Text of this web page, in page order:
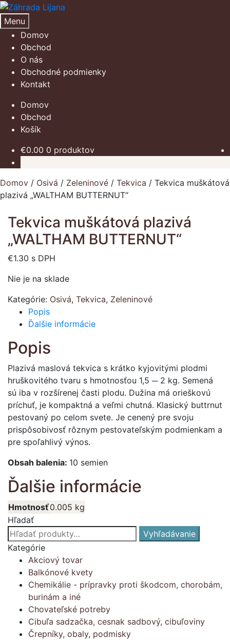
Preskočiť
na
navigáciu
Preskočiť
na
obsah
Menu
Domov
Obchod
O nás
Obchodné podmienky
Kontakt
Domov
Obchod
Košík
€0.00 0 produktov
Domov / Osivá / Zeleninové / Tekvica / Tekvica muškátová
plazivá „WALTHAM BUTTERNUT“
Tekvica muškátová plazivá
„WALTHAM BUTTERNUT“
€1.30 s DPH
Nie je na sklade
Kategórie: Osivá, Tekvica, Zeleninové
Popis
Ďalšie informácie
Popis
Plazivá maslová tekvica s krátko kyjovitými plodmi
hruškovitého tvaru s hmotnosťou 1,5 ─ 2 kg. Semená
sú iba v rozšírenej časti plodu. Dužina má orieškovú
príchuť, je kompaktná a veľmi chutná. Klasický buttrnut
pestovaný po celom svete. Je cenený pre svoju
prispôsobivosť rôznym pestovateľským podmienkam a
pre spoľahlivý výnos.
Obsah balenia: 10 semien
Ďalšie informácie
Hmotnosť0.005 kg
Hľadať
Hľadať:
Vyhľadávanie
Kategórie
Akciový tovar
Balkónové kvety
Chemikálie - prípravky proti škodcom, chorobám,
burinám a iné
Chovateľské potreby
Cibuľa sadzačka, cesnak sadbový, cibuľoviny
Črepníky, obaly, podmisky